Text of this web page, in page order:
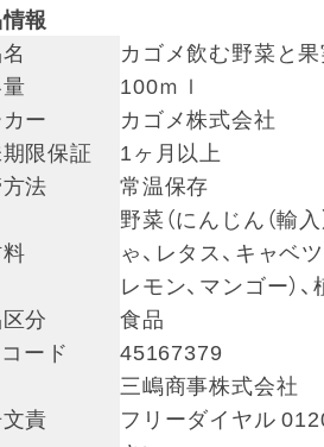
報
カゴメ飲む野菜と
100ｍｌ
ー
カゴメ株式会社
限保証
1ヶ月以上
法
常温保存
野菜（にんじん（輸
ゃ、レタス、キャベ
レモン、マンゴー）
分
食品
ード
45167379
責
三嶋商事株式会社
フリーダイヤル